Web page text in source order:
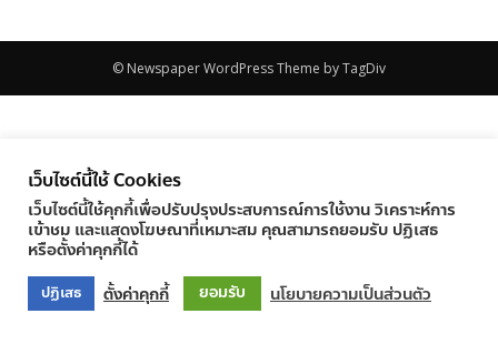
© Newspaper WordPress Theme by TagDiv
เว็บไซต์นี้ใช้ Cookies
เว็บไซต์นี้ใช้คุกกี้เพื่อปรับปรุงประสบการณ์การใช้งาน วิเคราะห์การ
เข้าชม และแสดงโฆษณาที่เหมาะสม คุณสามารถยอมรับ ปฏิเสธ
หรือตั้งค่าคุกกี้ได้
ปฏิเสธ ตั้งค่าคุกกี้ ยอมรับ นโยบายความเป็นส่วนตัว